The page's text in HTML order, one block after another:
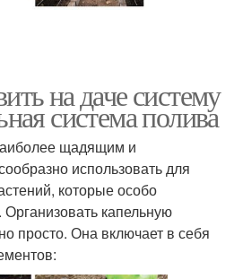
на даче систему
система полива
щадящим и
использовать для
которые особо
Организовать капельную
просто. Она включает в себя